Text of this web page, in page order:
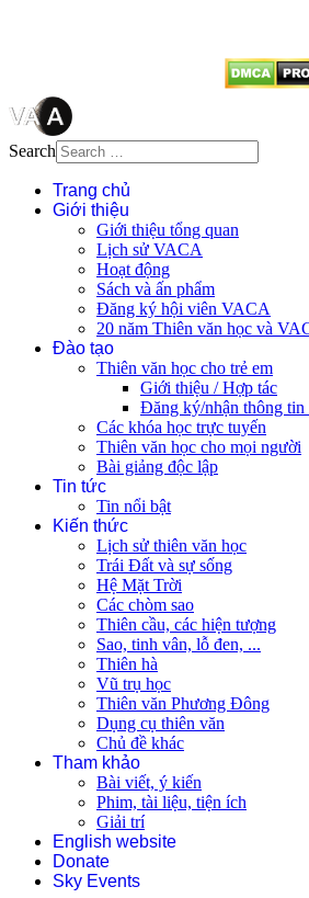
Search
Trang chủ
Giới thiệu
Giới thiệu tổng quan
Lịch sử VACA
Hoạt động
Sách và ấn phẩm
Đăng ký hội viên VACA
20 năm Thiên văn học và
Đào tạo
Thiên văn học cho trẻ em
Giới thiệu / Hợp tác
Đăng ký/nhận thông tin
Các khóa học trực tuyến
Thiên văn học cho mọi người
Bài giảng độc lập
Tin tức
Tin nổi bật
Kiến thức
Lịch sử thiên văn học
Trái Đất và sự sống
Hệ Mặt Trời
Các chòm sao
Thiên cầu, các hiện tượng
Sao, tinh vân, lỗ đen, ...
Thiên hà
Vũ trụ học
Thiên văn Phương Đông
Dụng cụ thiên văn
Chủ đề khác
Tham khảo
Bài viết, ý kiến
Phim, tài liệu, tiện ích
Giải trí
English website
Donate
Sky Events